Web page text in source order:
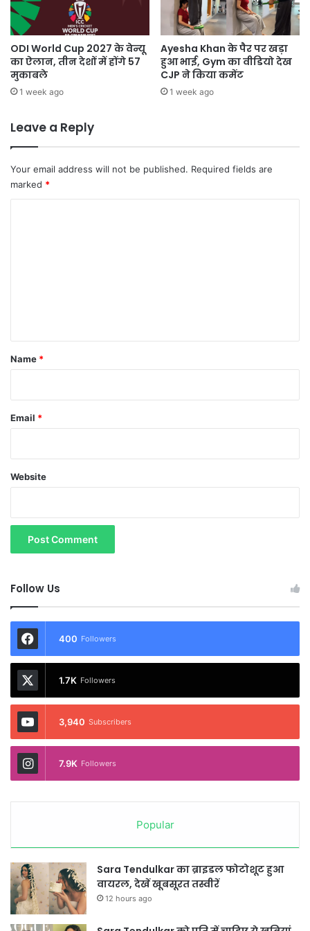
ODI World Cup 2027 के वेन्यू
का ऐलान, तीन देशों में होंगे 57
मुकाबले
1 week ago
Ayesha Khan के पैर पर खड़ा
हुआ भाई, Gym का वीडियो देख
CJP ने किया कमेंट
1 week ago
Leave a Reply
Your email address will not be published. Required fields are
marked *
*
Name *
Email *
Website
Follow Us
400 Followers
1.7K Followers
3,940 Subscribers
7.9K Followers
Popular
Sara Tendulkar का ब्राइडल फोटोशूट हुआ
वायरल, देखें खूबसूरत तस्वीरें
12 hours ago